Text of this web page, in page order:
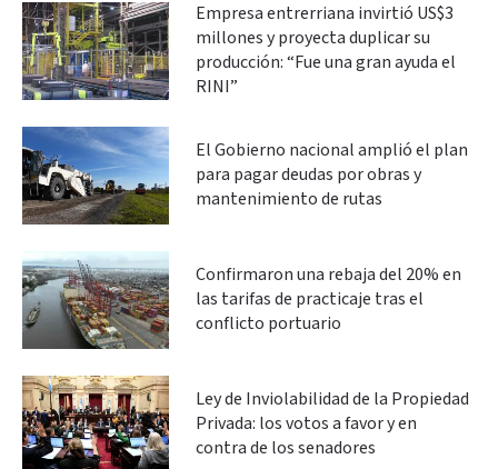
Empresa entrerriana invirtió US$3
millones y proyecta duplicar su
producción: “Fue una gran ayuda el
RINI”
El Gobierno nacional amplió el plan
para pagar deudas por obras y
mantenimiento de rutas
Confirmaron una rebaja del 20% en
las tarifas de practicaje tras el
conflicto portuario
Ley de Inviolabilidad de la Propiedad
Privada: los votos a favor y en
contra de los senadores